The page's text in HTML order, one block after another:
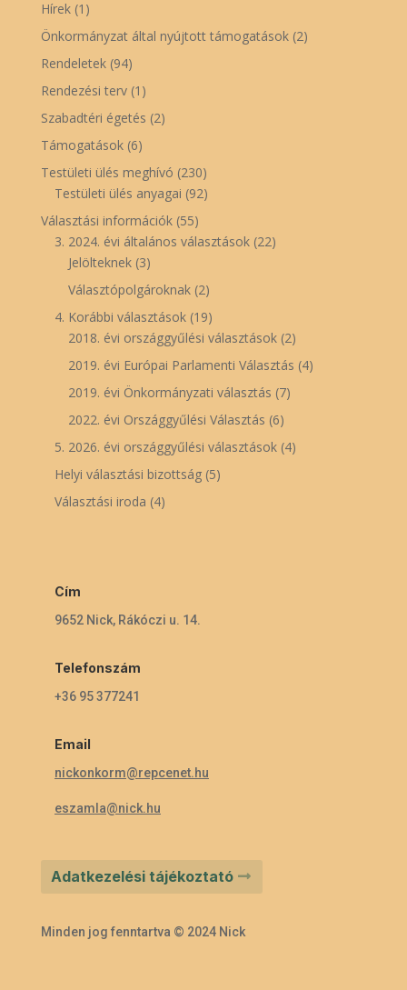
Hírek(1)
Önkormányzat által nyújtott támogatások(2)
Rendeletek(94)
Rendezési terv(1)
Szabadtéri égetés (2)
Támogatások(6)
Testületi ülés meghívó (230)
Testületi ülés anyagai (92)
Választási információk(55)
3. 2024. évi általános választások(22)
Jelölteknek(3)
Választópolgároknak(2)
4. Korábbi választások(19)
2018. évi országgyűlési választások(2)
2019. évi Európai Parlamenti Választás (4)
2019. évi Önkormányzati választás (7)
2022. évi Országgyűlési Választás (6)
5. 2026. évi országgyűlési választások(4)
Helyi választási bizottság(5)
Választási iroda (4)
Cím
9652 Nick, Rákóczi u. 14.
Telefonszám
+36 95 377241
Email
nickonkorm@repcenet.hu
eszamla@nick.hu
Adatkezelési tájékoztató
Minden jog fenntartva © 2024 Nick